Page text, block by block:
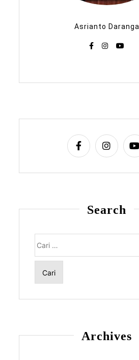
Asrianto Daranga
Search
untuk:
Archives